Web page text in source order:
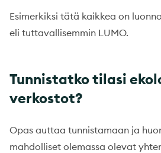
Esimerkiksi tätä kaikkea on
eli tuttavallisemmin LUMO.
Tunnistatko tilasi
verkostot?
Opas auttaa tunnistamaan ja
mahdolliset olemassa olevat